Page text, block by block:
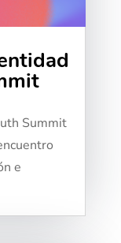
Summit
e